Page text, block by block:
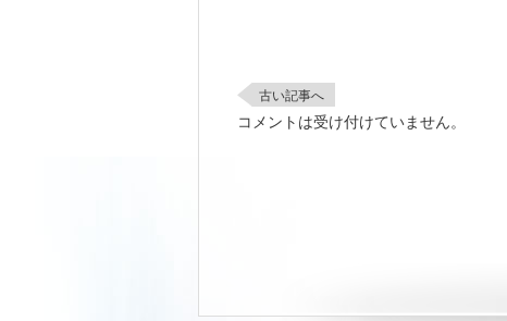
古い記事へ
コメントは受け付けていません。